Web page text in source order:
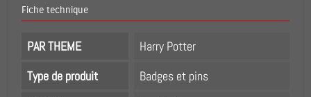
Fiche technique
PAR THEME
Harry Potter
Type de produit
Badges et pins